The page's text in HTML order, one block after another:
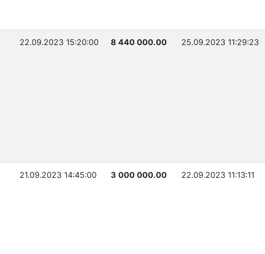
22.09.2023 15:20:00 8 440 000.00 25.09.2023 11:29:23
21.09.2023 14:45:00 3 000 000.00 22.09.2023 11:13:11